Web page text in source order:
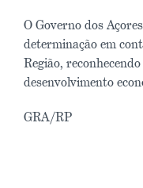
O Governo dos
determinação em
Região,
desenvolvimento
GRA/RP